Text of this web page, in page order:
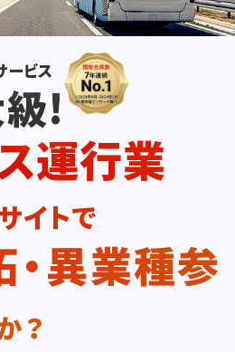
ビス
!
運行業
イトで
異業種参
？